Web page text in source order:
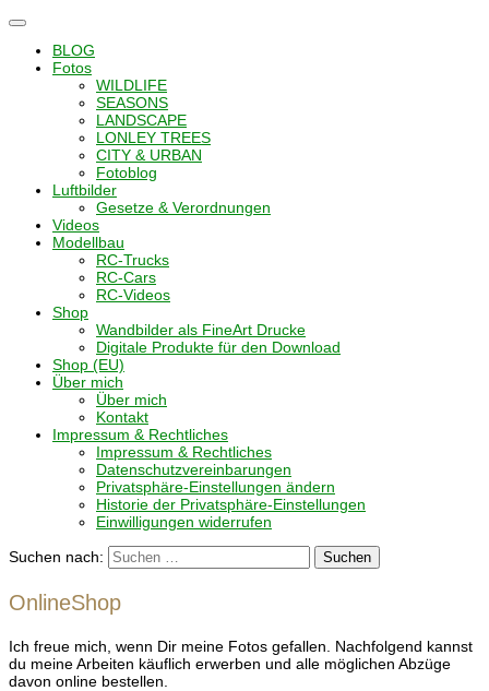
Navigation
umschalten
BLOG
Fotos
WILDLIFE
SEASONS
LANDSCAPE
LONLEY TREES
CITY & URBAN
Fotoblog
Luftbilder
Gesetze & Verordnungen
Videos
Modellbau
RC-Trucks
RC-Cars
RC-Videos
Shop
Wandbilder als FineArt Drucke
Digitale Produkte für den Download
Shop (EU)
Über mich
Über mich
Kontakt
Impressum & Rechtliches
Impressum & Rechtliches
Datenschutzvereinbarungen
Privatsphäre-Einstellungen ändern
Historie der Privatsphäre-Einstellungen
Einwilligungen widerrufen
Suchen nach:
OnlineShop
Ich freue mich, wenn Dir meine Fotos gefallen. Nachfolgend kannst
du meine Arbeiten käuflich erwerben und alle möglichen Abzüge
davon online bestellen.